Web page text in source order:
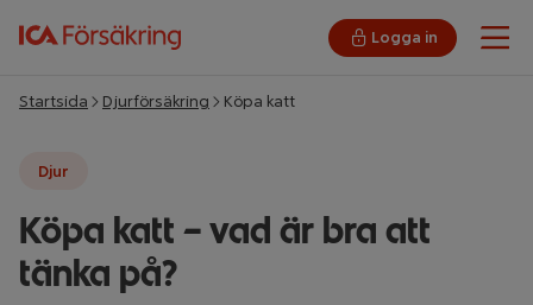
Logga in
Startsida Djurförsäkring Köpa katt
Djur
Köpa katt – vad är bra att
tänka på?